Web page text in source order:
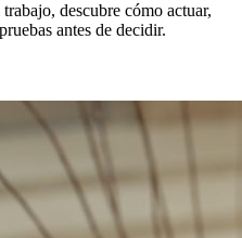
descubre cómo actuar,
antes de decidir.